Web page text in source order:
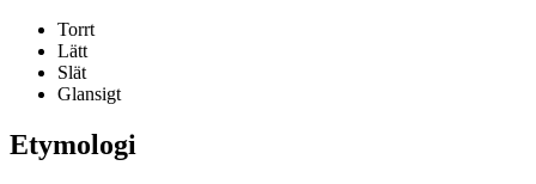
Torrt
Lätt
Slät
Glansigt
Etymologi